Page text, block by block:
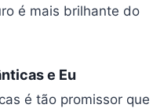
é mais brilhante do
e Eu
é tão promissor que